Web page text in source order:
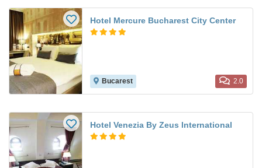
Hotel Mercure Bucharest City Center
Bucarest 2.0
Hotel Venezia By Zeus International